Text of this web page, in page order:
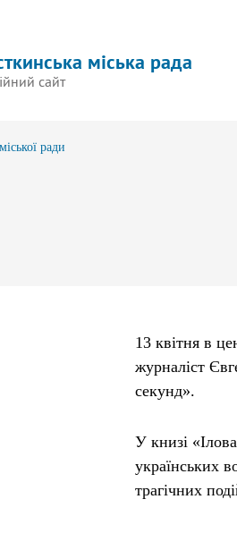
міська рада
сайт
ради
13 квітня в
журналіст
секунд».
У книзі
українських
трагічних